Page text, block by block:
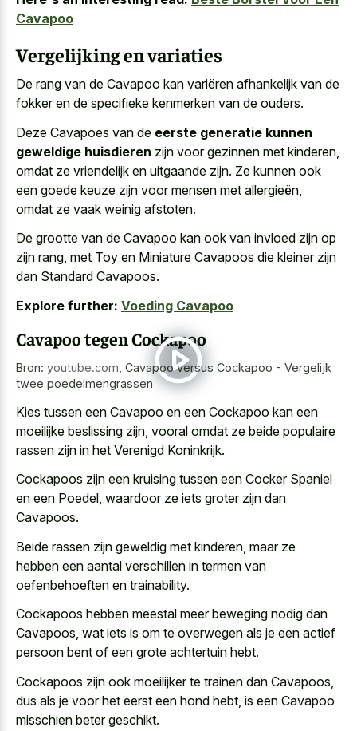
Cavapoo
Vergelijking en variaties
De rang van de Cavapoo kan variëren afhankelijk van de
fokker en de specifieke kenmerken van de ouders.
Deze Cavapoes van de eerste generatie kunnen
geweldige huisdieren zijn voor gezinnen met kinderen,
omdat ze vriendelijk en uitgaande zijn. Ze kunnen ook
een goede keuze zijn voor mensen met allergieën,
omdat ze vaak weinig afstoten.
De grootte van de Cavapoo kan ook van invloed zijn op
zijn rang, met Toy en Miniature Cavapoos die kleiner zijn
dan Standard Cavapoos.
Explore further: Voeding Cavapoo
Cavapoo tegen Cockapoo
Bron: youtube.com Cavapoo versus Cockapoo - Vergelijk
twee poedelmengrassen
Kies tussen een Cavapoo en een Cockapoo kan een
moeilijke beslissing zijn, vooral omdat ze beide populaire
rassen zijn in het Verenigd Koninkrijk.
Cockapoos zijn een kruising tussen een Cocker Spaniel
en een Poedel, waardoor ze iets groter zijn dan
Cavapoos.
Beide rassen zijn geweldig met kinderen, maar ze
hebben een aantal verschillen in termen van
oefenbehoeften en trainability.
Cockapoos hebben meestal meer beweging nodig dan
Cavapoos, wat iets is om te overwegen als je een actief
persoon bent of een grote achtertuin hebt.
Cockapoos zijn ook moeilijker te trainen dan Cavapoos,
dus als je voor het eerst een hond hebt, is een Cavapoo
misschien beter geschikt.